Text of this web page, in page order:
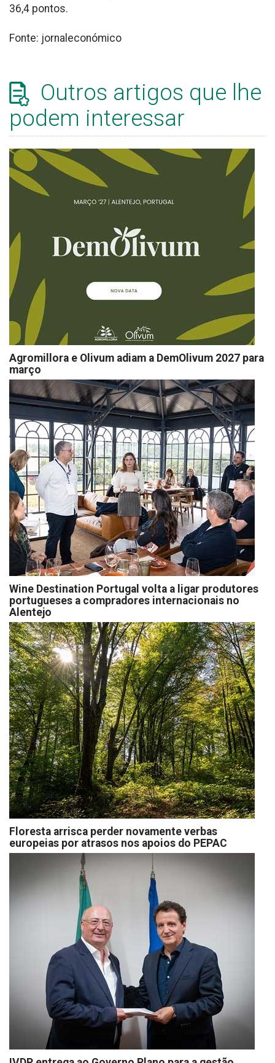
36,4 pontos.
Fonte: jornaleconómico
Outros artigos que lhe
podem interessar
Agromillora e Olivum adiam a DemOlivum 2027 para
março
Wine Destination Portugal volta a ligar produtores
portugueses a compradores internacionais no
Alentejo
Floresta arrisca perder novamente verbas
europeias por atrasos nos apoios do PEPAC